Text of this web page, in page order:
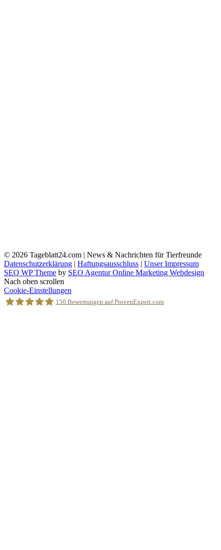
© 2026 Tageblatt24.com | News & Nachrichten für Tierfreunde
Datenschutzerklärung | Haftungsausschluss | Unser Impressum
SEO WP Theme by SEO Agentur Online Marketing Webdesign
Nach oben scrollen
Cookie-Einstellungen
150 Bewertungen auf ProvenExpert.com